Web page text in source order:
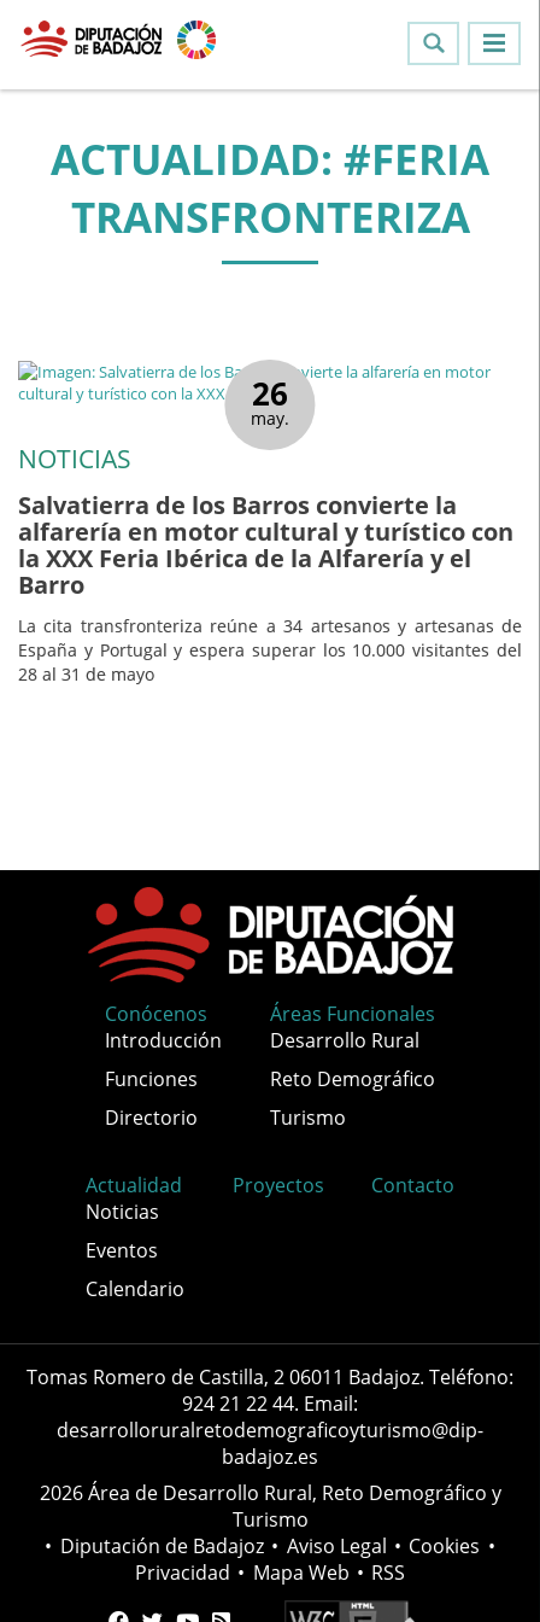
ACTUALIDAD: #FERIA
TRANSFRONTERIZA
26
may.
NOTICIAS
Salvatierra de los Barros convierte la
alfarería en motor cultural y turístico con
la XXX Feria Ibérica de la Alfarería y el
Barro
La cita transfronteriza reúne a 34 artesanos y artesanas de
España y Portugal y espera superar los 10.000 visitantes del
28 al 31 de mayo
Conócenos
Introducción
Funciones
Directorio
Áreas Funcionales
Desarrollo Rural
Reto Demográfico
Turismo
Actualidad
Noticias
Eventos
Calendario
Proyectos Contacto
Tomas Romero de Castilla, 2 06011 Badajoz. Teléfono:
924 21 22 44. Email:
desarrolloruralretodemograficoyturismo@dip-
badajoz.es
2026 Área de Desarrollo Rural, Reto Demográfico y
Turismo
• Diputación de Badajoz • Aviso Legal • Cookies •
Privacidad • Mapa Web • RSS